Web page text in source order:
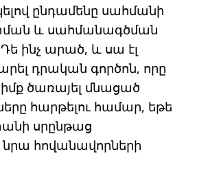
ընդամենը սահմանի
և սահմանագծման
ինչ արած, և սա էլ
դրական գործոն, որը
ծառայել մնացած
հարթելու համար, եթե
սրընթաց
հովանավորների